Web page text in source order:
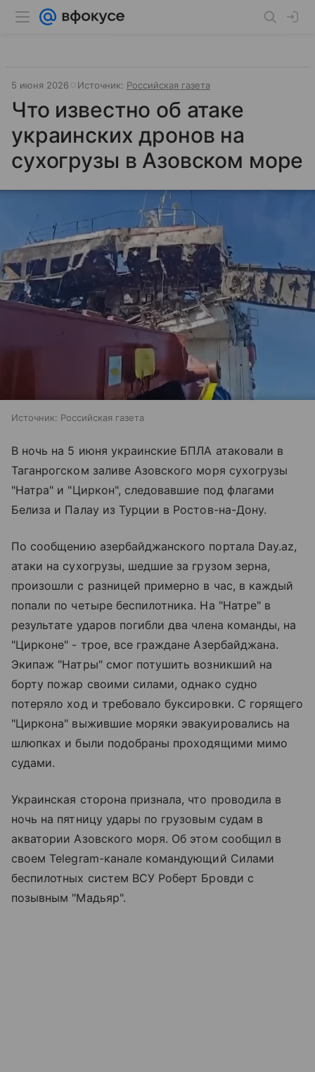
5 июня 2026 Источник: Российская газета
Что известно об атаке
украинских дронов на
сухогрузы в Азовском море
Источник: Российская газета
В ночь на 5 июня украинские БПЛА атаковали в
Таганрогском заливе Азовского моря сухогрузы
"Натра" и "Циркон", следовавшие под флагами
Белиза и Палау из Турции в Ростов-на-Дону.
По сообщению азербайджанского портала Day.az,
атаки на сухогрузы, шедшие за грузом зерна,
произошли с разницей примерно в час, в каждый
попали по четыре беспилотника. На "Натре" в
результате ударов погибли два члена команды, на
"Цирконе" - трое, все граждане Азербайджана.
Экипаж "Натры" смог потушить возникший на
борту пожар своими силами, однако судно
потеряло ход и требовало буксировки. С горящего
"Циркона" выжившие моряки эвакуировались на
шлюпках и были подобраны проходящими мимо
судами.
Украинская сторона признала, что проводила в
ночь на пятницу удары по грузовым судам в
акватории Азовского моря. Об этом сообщил в
своем Telegram-канале командующий Силами
беспилотных систем ВСУ Роберт Бровди с
позывным "Мадьяр".